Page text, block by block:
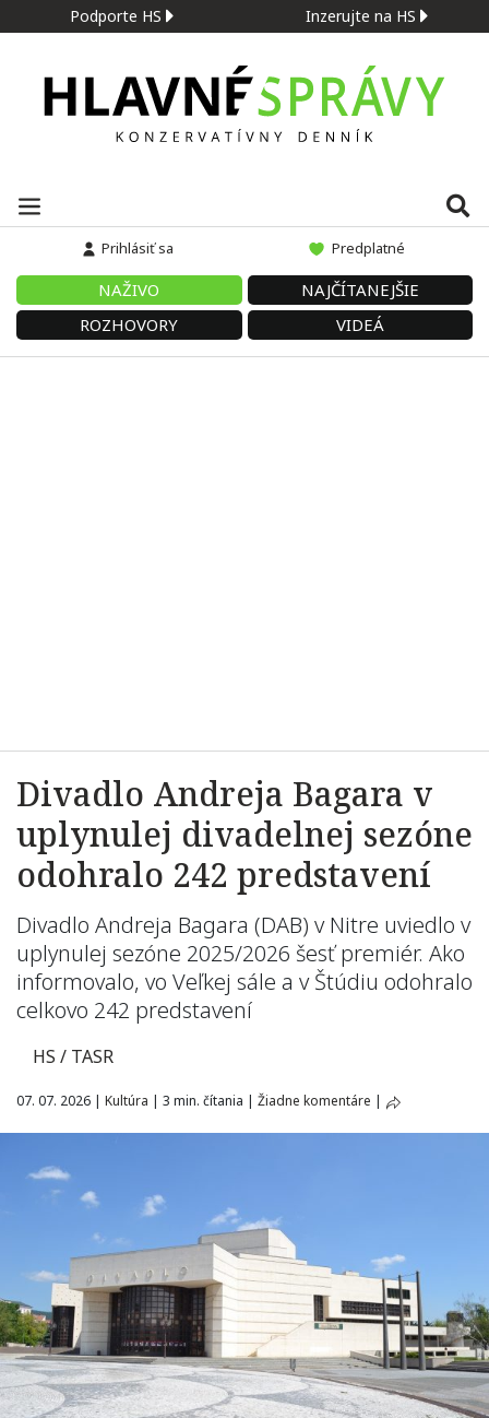
Podporte HS Inzerujte na HS
Prihlásiť sa Predplatné
NAŽIVO
NAJČÍTANEJŠIE
ROZHOVORY
VIDEÁ
Divadlo Andreja Bagara v
uplynulej divadelnej sezóne
odohralo 242 predstavení
Divadlo Andreja Bagara (DAB) v Nitre uviedlo v
uplynulej sezóne 2025/2026 šesť premiér. Ako
informovalo, vo Veľkej sále a v Štúdiu odohralo
celkovo 242 predstavení
HS / TASR
07. 07. 2026 | Kultúra | 3 min. čítania | Žiadne komentáre |